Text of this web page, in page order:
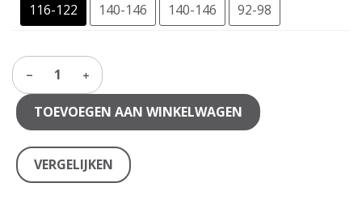
116-122
140-146 140-146 92-98
1
TOEVOEGEN AAN WINKELWAGEN
VERGELIJKEN